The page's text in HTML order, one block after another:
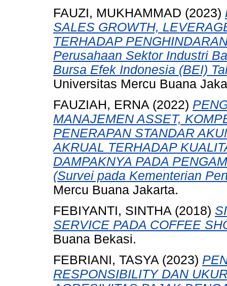
FAUZI, MUKHAMMAD (2023)
SALES GROWTH,
TERHADAP
Perusahaan Sektor Industri
Bursa Efek Indonesia (BEI)
Universitas Mercu Buana
FAUZIAH, ERNA (2022)
MANAJEMEN ASSET,
PENERAPAN STANDAR
AKRUAL TERHADAP
DAMPAKNYA PADA
(Survei pada Kementerian
Mercu Buana Jakarta.
FEBIYANTI, SINTHA (2018)
SERVICE PADA COFFEE
Buana Bekasi.
FEBRIANI, TASYA (2023)
RESPONSIBILITY DAN